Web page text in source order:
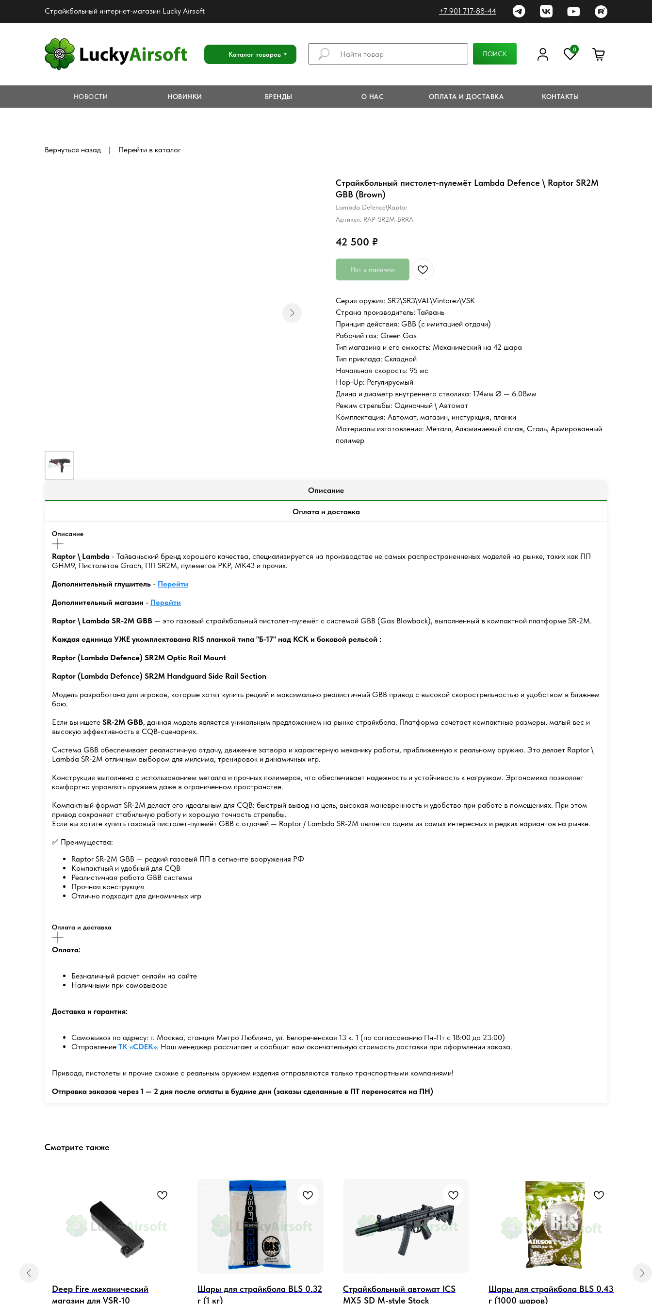
+7 901 717-88-44
Страйкбольный интернет-магазин Lucky Airsoft
ПОИСК
Каталог товаров
0
БРЕНДЫ О НАС КОНТАКТЫ
ОПЛАТА И ДОСТАВКА
НОВИНКИ
НОВОСТИ
Вернуться назад | Перейти в каталог
Страйкбольный пистолет-пулемёт Lambda Defence \ Raptor SR2M
GBB (Brown)
Lambda Defence\Raptor
Артикул: RAP-SR2M-BRRA
42 500 ₽
Нет в наличии
Серия оружия: SR2\SR3\VAL\Vintorez\VSK
Страна производитель: Тайвань
Принцип действия: GBB (с имитацией отдачи)
Рабочий газ: Green Gas
Тип магазина и его емкость: Механический на 42 шара
Тип приклада: Складной
Начальная скорость: 95 мс
Hop-Up: Регулируемый
Длина и диаметр внутреннего стволика: 174мм Ø — 6.08мм
Режим стрельбы: Одиночный \ Автомат
Комплектация: Автомат, магазин, инстуркция, планки
Материалы изготовления: Металл, Алюминиевый сплав, Сталь, Армированный
полимер
Описание
Оплата и доставка
Описание
Raptor \ Lambda - Тайваньский бренд хорошего качества, специализируется на производстве не самых распространенненых моделей на рынке, таких как ПП
GHM9, Пистолетов Grach, ПП SR2M, пулеметов PKP, MK43 и прочих.
Дополнительный глушитель - Перейти
Дополнительный магазин - Перейти
Raptor \ Lambda SR-2M GBB — это газовый страйкбольный пистолет-пулемёт с системой GBB (Gas Blowback), выполненный в компактной платформе SR-2M.
Каждая единица УЖЕ укомплектована RIS планкой типа "Б-17" над КСК и боковой рельсой :
Raptor (Lambda Defence) SR2M Optic Rail Mount
Raptor (Lambda Defence) SR2M Handguard Side Rail Section
Модель разработана для игроков, которые хотят купить редкий и максимально реалистичный GBB привод с высокой скорострельностью и удобством в ближнем
бою.
Если вы ищете SR-2M GBB, данная модель является уникальным предложением на рынке страйкбола. Платформа сочетает компактные размеры, малый вес и
высокую эффективность в CQB-сценариях.
Система GBB обеспечивает реалистичную отдачу, движение затвора и характерную механику работы, приближенную к реальному оружию. Это делает Raptor \
Lambda SR-2M отличным выбором для милсима, тренировок и динамичных игр.
Конструкция выполнена с использованием металла и прочных полимеров, что обеспечивает надежность и устойчивость к нагрузкам. Эргономика позволяет
комфортно управлять оружием даже в ограниченном пространстве.
Компактный формат SR-2M делает его идеальным для CQB: быстрый вывод на цель, высокая маневренность и удобство при работе в помещениях. При этом
привод сохраняет стабильную работу и хорошую точность стрельбы.
Если вы хотите купить газовый пистолет-пулемёт GBB с отдачей — Raptor / Lambda SR-2M является одним из самых интересных и редких вариантов на рынке.
✅ Преимущества:
Raptor SR-2M GBB — редкий газовый ПП в сегменте вооружения РФ
Компактный и удобный для CQB
Реалистичная работа GBB системы
Прочная конструкция
Отлично подходит для динамичных игр
Оплата и доставка
Оплата:
Безналичный расчет онлайн на сайте
Наличными при самовывозе
Доставка и гарантия:
Самовывоз по адресу: г. Москва, станция Метро Люблино, ул. Белореченская 13 к. 1 (по согласованию Пн-Пт с 18:00 до 23:00)
Отправление ТК «CDEK». Наш менеджер рассчитает и сообщит вам окончательную стоимость доставки при оформлении заказа.
Привода, пистолеты и прочие схожие с реальным оружием изделия отправляются только транспортными компаниями!
Отправка заказов через 1 — 2 дня после оплаты в будние дни (заказы сделанные в ПТ переносятся на ПН)
Смотрите также
Deep Fire механический
магазин для VSR-10
Шары для страйкбола BLS 0.32
г (1 кг)
Страйкбольный автомат ICS
MX5 SD M-style Stock
Шары для страйкбола BLS 0.43
г (1000 шаров)